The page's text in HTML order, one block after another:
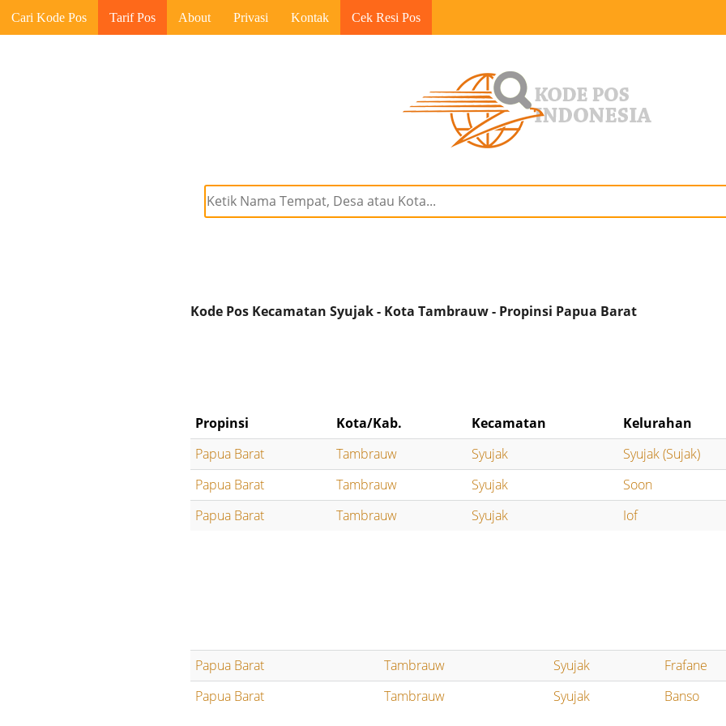
Cari Kode Pos Tarif Pos About Privasi Kontak Cek Resi Pos
Kode Pos Kecamatan Syujak - Kota Tambrauw - Propinsi Papua Barat
Propinsi Kota/Kab. Kecamatan
Kelurahan
Papua Barat
Tambrauw Syujak
Syujak (Sujak)
Papua Barat
Tambrauw Syujak
Soon
Papua Barat
Tambrauw Syujak Iof
Papua Barat Tambrauw Syujak
Frafane
Papua Barat
Tambrauw Syujak Banso